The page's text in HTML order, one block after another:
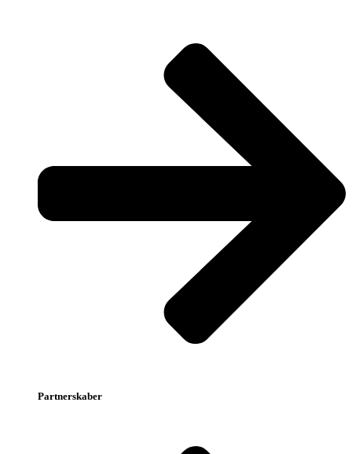
Partnerskaber